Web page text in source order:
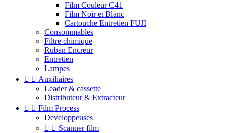
Film Couleur C41
Film Noir et Blanc
Cartouche Entretien FUJI
Consommables
Filtre chimique
Ruban Encreur
Entretien
Lampes
  Auxiliaires
Leader & cassette
Distributeur & Extracteur
  Film Process
Developpeuses
  Scanner film